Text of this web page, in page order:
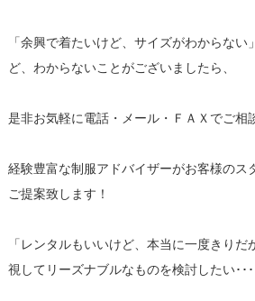
「余興で着たいけど、サイズがわからない
ど、わからないことがございましたら、
是非お気軽に電話・メール・ＦＡＸでご相
経験豊富な制服アドバイザーがお客様のス
ご提案致します！
「レンタルもいいけど、本当に一度きり
視してリーズナブルなものを検討したい･･･